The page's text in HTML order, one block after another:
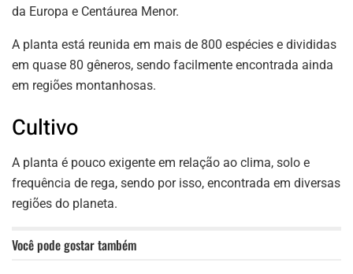
da Europa e Centáurea Menor.
A planta está reunida em mais de 800 espécies e divididas
em quase 80 gêneros, sendo facilmente encontrada ainda
em regiões montanhosas.
Cultivo
A planta é pouco exigente em relação ao clima, solo e
frequência de rega, sendo por isso, encontrada em diversas
regiões do planeta.
Você pode gostar também